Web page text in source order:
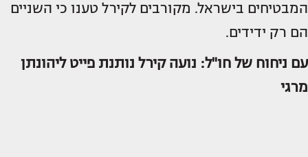
המבטיחים בישראל. מקורבים לקירל טענו כי השניים
הם רק ידידים.
עם ניחוח של חו"ל: נועה קירל נותנת פייט ליהונתן
מרגי